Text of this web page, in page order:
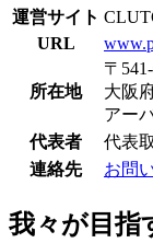
運営サイト
URL
所在地
〒
大阪
アー
代表者
代表
連絡先
お問
我々が目指